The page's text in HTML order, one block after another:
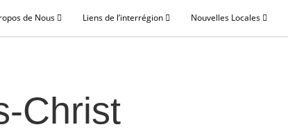
de Nous Liens de l’interrégion Nouvelles Locales